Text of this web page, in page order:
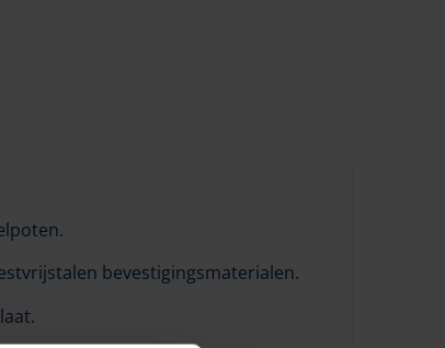
bevestigingsmaterialen.